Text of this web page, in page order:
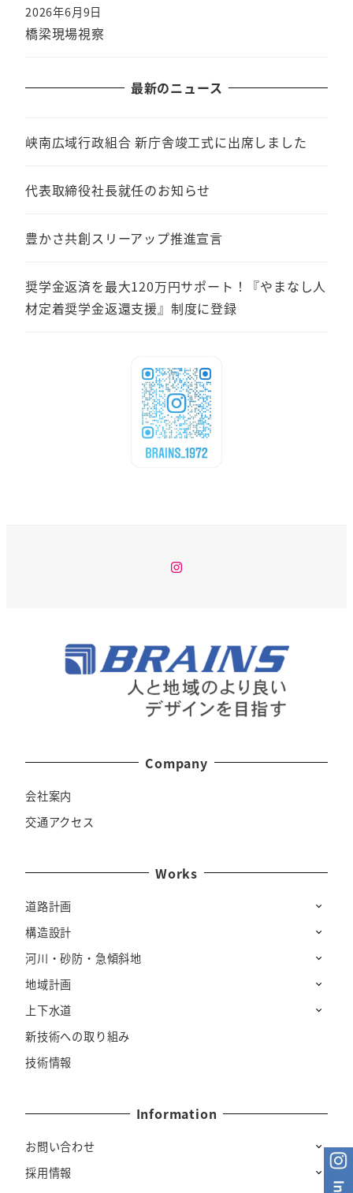
橋梁現場視察
2026年6月9日
最新のニュース
峡南広域行政組合 新庁舎竣工式に出席しました
代表取締役社長就任のお知らせ
豊かさ共創スリーアップ推進宣言
奨学金返済を最大120万円サポート！『やまなし人
材定着奨学金返還支援』制度に登録
Instagram
Company
会社案内
交通アクセス
Works
道路計画
構造設計
河川・砂防・急傾斜地
地域計画
上下水道
新技術への取り組み
技術情報
Information
お問い合わせ
採用情報